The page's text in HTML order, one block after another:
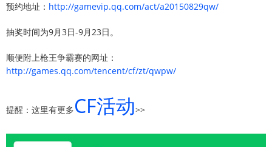
预约地址： http://gamevip.qq.com/act/a20150829qw/
抽奖时间为9月3日-9月23日。
顺便附上枪王争霸赛的网址：
http://games.qq.com/tencent/cf/zt/qwpw/
提醒：这里有更多CF活动>>